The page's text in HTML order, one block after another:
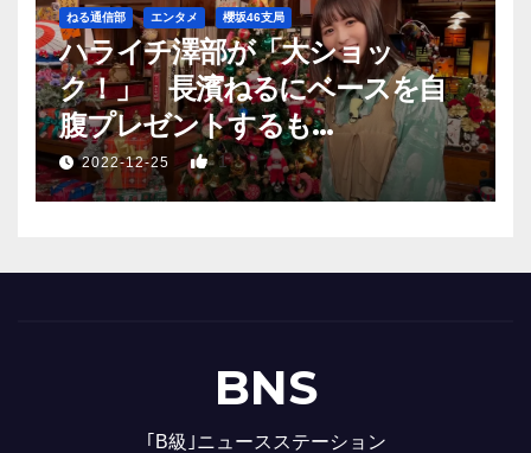
ねる通信部 エンタメ 櫻坂46支局
ハライチ澤部が「大ショッ
ク！」 長濱ねるにベースを自
腹プレゼントするも…
2022-12-25 1
BNS
｢B級｣ニュースステーション